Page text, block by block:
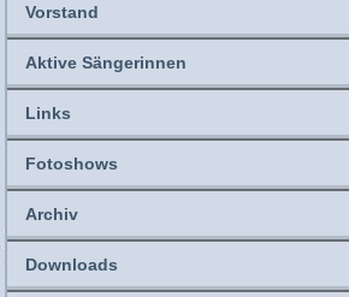
Vorstand
Aktive Sängerinnen
Links
Fotoshows
Archiv
Downloads